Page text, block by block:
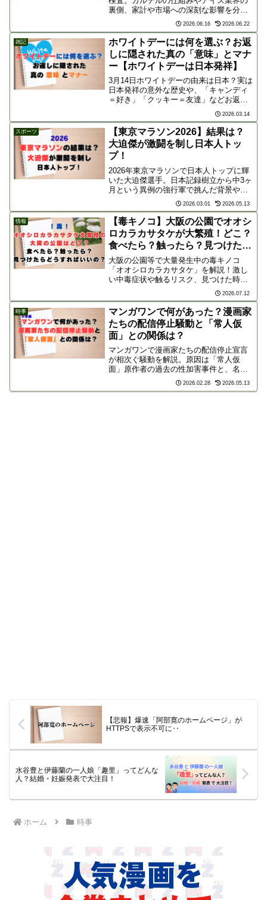
裏側、家計や市場への深刻な影響を分か
りやすく解説します。2026.06.16 2026.06.22
雑記
ホワイトデーには何を選ぶ？お返
しに隠された真の「意味」とマナ
ー【ホワイトデーは日本発祥】
3月14日ホワイトデーの由来は日本？実は
日本発祥の意外な歴史や、「キャンディ
＝好き」「クッキー＝友達」などお返し
の品に隠された意味をPREP法で詳しく
解説。失敗しないためのマナーや、贈る
相手に合わせた選び方のヒントが満載で
す。
2026.03.14
スポーツ
【東京マラソン2026】結果は？
大迫傑が激闘を制し日本人トッ
プ！
2026年東京マラソンで日本人トップに輝
いた大迫傑選手。日本記録樹立から中3ヶ
月という異例の強行軍で挑んだ背景や、
終盤の激闘を制した「耐久力」の秘密を
徹底解説。独自の哲学で限界に挑み続け
る大迫選手のレース後コメントと次戦へ
の展望に迫ります。
2026.03.01 2026.05.13
情報
【毒キノコ】大阪の公園でオオシ
ロカラカサタケが大繁殖！どこ？
食べたら？触ったら？見つけたら
どうすればいいの？
大阪の公園等で大量発生中の毒キノコ
「オオシロカラカサタケ」を解説！激し
い中毒症状や触るリスク、見つけた時の
対処法、犬の守り方から、がん治療薬へ
の応用を目指す最新研究まで詳しく紹介
します。
2026.07.12
時事
マンガワンで何があった？漫画家
たちの配信停止騒動と「常人仮
面」との関係は？
マンガワンで漫画家たちの配信停止宣言
が相次ぐ騒動を解説。原因は「常人仮
面」原作者の過去の性加害事件と、名義
を変えて起用した編集部の隠蔽体質への
不信感です。小学館の声明が不十分との
2026.02.28 2026.05.13
【悲報】爆速「阿部寛のホームページ」が
HTTPSで表示不可に‥
水谷豊と伊藤蘭の一人娘「趣里」ってどんな
人？結婚・妊娠発表で大注目！
ホーム 時事